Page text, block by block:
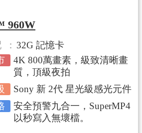
960W
32G 記憶卡
4K 800萬畫素，級致清晰畫
質，頂級夜拍
Sony 新 2代 星光級感光元件
安全預警九合一，SuperMP4
以秒寫入無壞檔。